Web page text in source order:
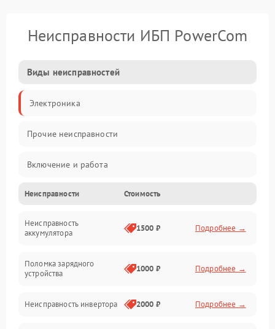
Неисправности ИБП PowerCom
Виды неисправностей
Электроника
Прочие неисправности
Включение и работа
Работа с нагрузкой
Звук и индикация
Неисправности Стоимость
Неисправность
аккумулятора
1500 ₽ Подробнее →
Поломка зарядного
устройства
1000 ₽ Подробнее →
Неисправность инвертора 2000 ₽ Подробнее →